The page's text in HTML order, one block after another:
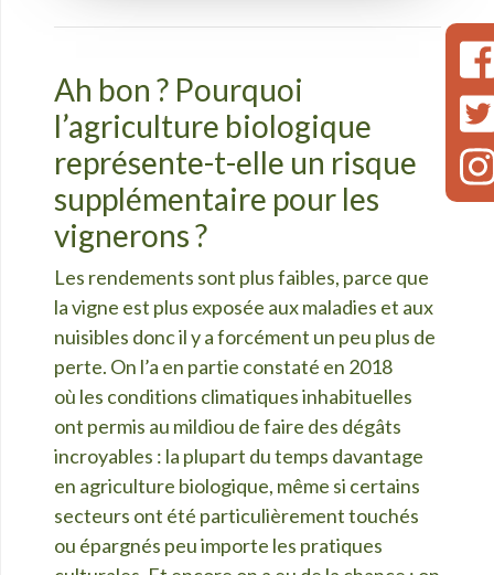
Ah bon ? Pourquoi
l’agriculture biologique
représente-t-elle un risque
supplémentaire pour les
vignerons ?
Les rendements sont plus faibles, parce que
la vigne est plus exposée aux maladies et aux
nuisibles donc il y a forcément un peu plus de
perte. On l’a en partie constaté en 2018
où les conditions climatiques inhabituelles
ont permis au mildiou de faire des dégâts
incroyables : la plupart du temps davantage
en agriculture biologique, même si certains
secteurs ont été particulièrement touchés
ou épargnés peu importe les pratiques